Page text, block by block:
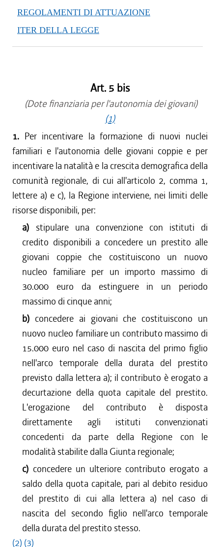
REGOLAMENTI DI ATTUAZIONE
ITER DELLA LEGGE
Art. 5 bis
(Dote finanziaria per l'autonomia dei giovani)
(1)
1. Per incentivare la formazione di nuovi nuclei
familiari e l'autonomia delle giovani coppie e per
incentivare la natalità e la crescita demografica della
comunità regionale, di cui all'articolo 2, comma 1,
lettere a) e c), la Regione interviene, nei limiti delle
risorse disponibili, per:
a) stipulare una convenzione con istituti di
credito disponibili a concedere un prestito alle
giovani coppie che costituiscono un nuovo
nucleo familiare per un importo massimo di
30.000 euro da estinguere in un periodo
massimo di cinque anni;
b) concedere ai giovani che costituiscono un
nuovo nucleo familiare un contributo massimo di
15.000 euro nel caso di nascita del primo figlio
nell'arco temporale della durata del prestito
previsto dalla lettera a); il contributo è erogato a
decurtazione della quota capitale del prestito.
L'erogazione del contributo è disposta
direttamente agli istituti convenzionati
concedenti da parte della Regione con le
modalità stabilite dalla Giunta regionale;
c) concedere un ulteriore contributo erogato a
saldo della quota capitale, pari al debito residuo
del prestito di cui alla lettera a) nel caso di
nascita del secondo figlio nell'arco temporale
della durata del prestito stesso.
(2) (3)